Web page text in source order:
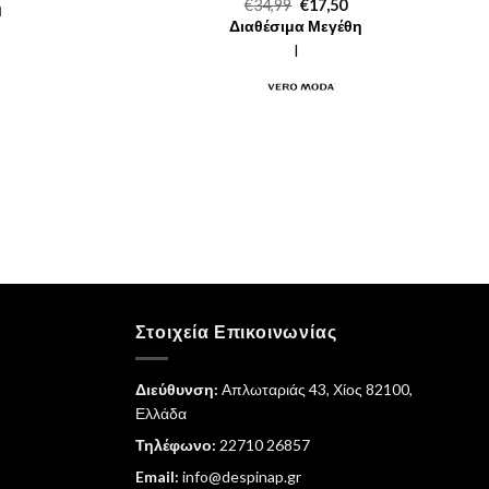
€34,99
price
was:
€17,50
τρέχουσα
τιμή
Διαθέσιμα Μεγέθη
l
Στοιχεία Επικοινωνίας
Διεύθυνση: Απλωταριάς 43, Χίος 82100,
Ελλάδα
Τηλέφωνο: 22710 26857
Email: info@despinap.gr